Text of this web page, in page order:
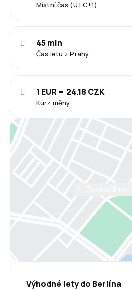
Místní čas (UTC+1)
Čas letu z Prahy
45 min
Kurz měny
1 EUR = 24.18 CZK
Výhodné lety do Berlína